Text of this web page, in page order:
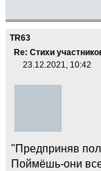
TR63
Re: Стихи
23.12.2021, 10:42
"Предприняв
Поймёшь-они